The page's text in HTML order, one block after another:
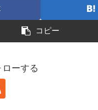
コピー
ーする